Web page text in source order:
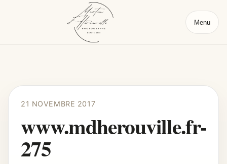
Menu
21 NOVEMBRE 2017
www.mdherouville.fr-
275